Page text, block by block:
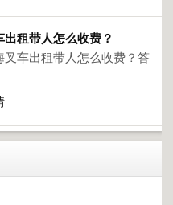
出租带人怎么收费？
叉车出租带人怎么收费？答